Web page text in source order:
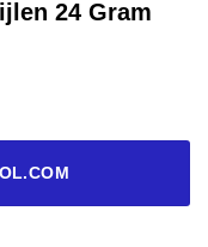
24 Gram